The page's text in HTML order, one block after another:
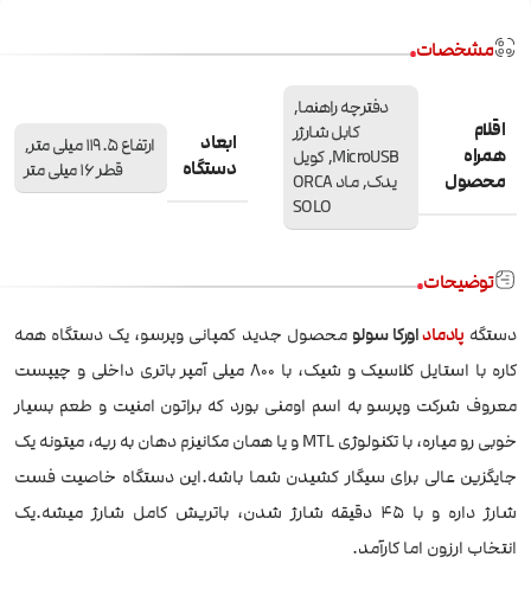
مشخصات
اقلام
همراه
محصول
دفترچه راهنما,
کابل شارژر
MicroUSB, کویل
یدک, ماد ORCA
SOLO
ابعاد
دستگاه
ارتفاع 119.5 میلی متر,
قطر 16 میلی متر
توضیحات
دستگه پادماداورکا سولو محصول جدید کمپانی وپرسو، یک دستگاه همه
کاره با استایل کلاسیک و شیک، با 800 میلی آمپر باتری داخلی و چیپست
معروف شرکت وپرسو به اسم اومنی بورد که براتون امنیت و طعم بسیار
خوبی رو میاره، با تکنولوژی MTL و یا همان مکانیزم دهان به ریه، میتونه یک
جایگزین عالی برای سیگار کشیدن شما باشه.این دستگاه خاصیت فست
شارژ داره و با 45 دقیقه شارژ شدن، باتریش کامل شارژ میشه.یک
انتخاب ارزون اما کارآمد.